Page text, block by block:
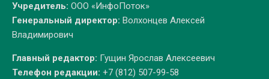
Учредитель: ООО «ИнфоПоток»
Генеральный директор: Волхонцев Алексей
Владимирович
Главный редактор: Гущин Ярослав Алексеевич
Телефон редакции: +7 (812) 507-99-58